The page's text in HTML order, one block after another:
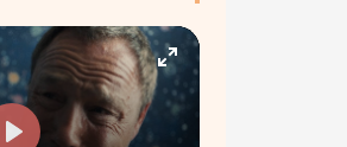
Enter
fullscreen